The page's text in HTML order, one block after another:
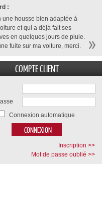
:
une housse bien adaptée à
et qui a déjà fait ses
en quelques jours de pluie.
fuite sur ma voiture, merci.
COMPTE CLIENT
Connexion automatique
Inscription >>
Mot de passe oublié >>